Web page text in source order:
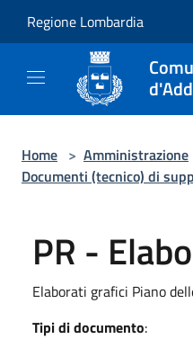
Regione Lombardia
Home > Amministrazione
Documenti (tecnico) di
PR -
Elaborati grafici Piano
Tipi di documento: